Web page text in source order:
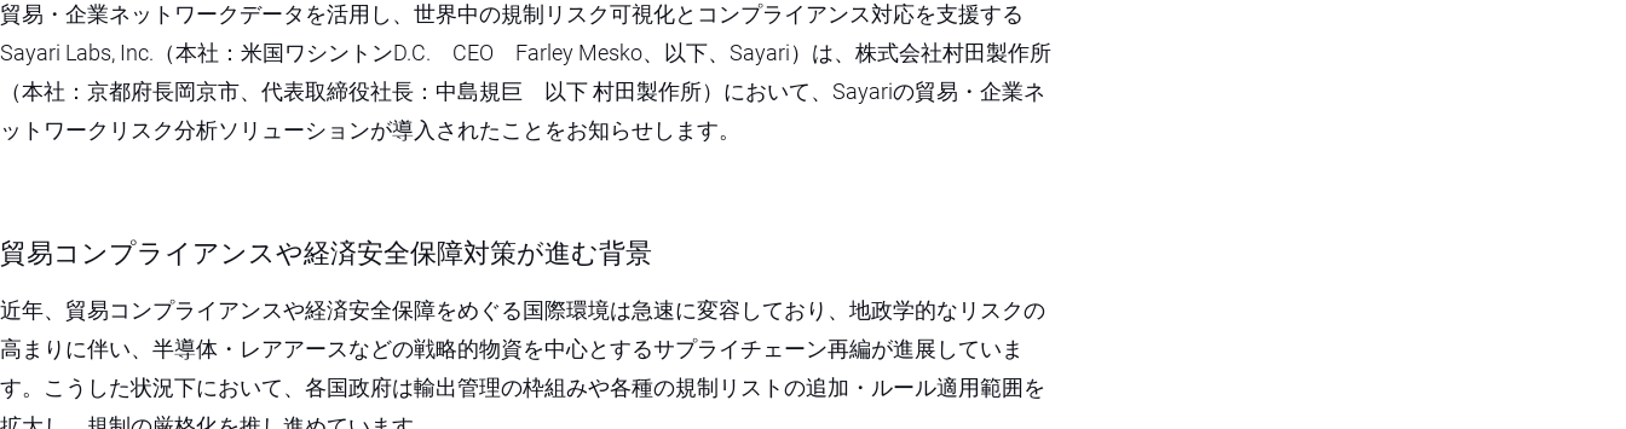
貿易・企業ネットワークデータを活用し、世界中の規制リスク可視化とコンプライアンス対応を支援する
Sayari Labs, Inc.（本社：米国ワシントンD.C. CEO Farley Mesko、以下、Sayari）は、株式会社村田製作所
（本社：京都府長岡京市、代表取締役社長：中島規巨 以下 村田製作所）において、Sayariの貿易・企業ネ
ットワークリスク分析ソリューションが導入されたことをお知らせします。
貿易コンプライアンスや経済安全保障対策が進む背景
近年、貿易コンプライアンスや経済安全保障をめぐる国際環境は急速に変容しており、地政学的なリスクの
高まりに伴い、半導体・レアアースなどの戦略的物資を中心とするサプライチェーン再編が進展していま
す。こうした状況下において、各国政府は輸出管理の枠組みや各種の規制リストの追加・ルール適用範囲を